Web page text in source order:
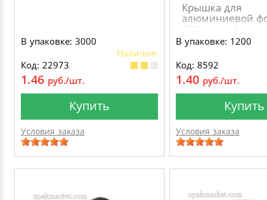
В упаковке: 3000
Наличие:
Код: 22973
1.46 руб./шт.
Купить
Условия заказа
Крышка для
алюминиевой
490 мл., к
краем, картонно-
алюминиевая
В упаковке: 1200
Код: 8592
1.40 руб./шт.
Купить
Условия заказа